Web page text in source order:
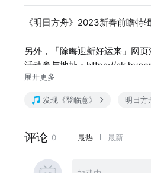
《明日方舟》2023新春前瞻特
另外，「除晦迎新好运来」网
活动参与地址：https://
————————————
更多活动详情内容详见官网、
展开更多
发现《登临意》 明日方